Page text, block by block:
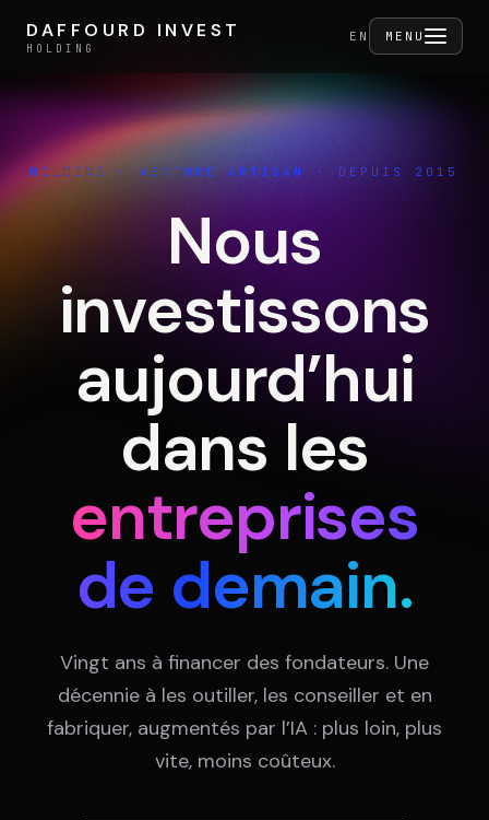
DAFFOURD INVEST
HOLDING
EN MENU
DAFFOURD INVEST
HOLDING
Holding
Portefeuille
Activités
Équipe
Témoignages
Contact
HOLDING · VENTURE ARTISAN · DEPUIS 2015
Nous
investissons
aujourd’hui
dans les
entreprises
de demain.
Vingt ans à financer des fondateurs. Une
décennie à les outiller, les conseiller et en
fabriquer, augmentés par l’IA : plus loin, plus
vite, moins coûteux.